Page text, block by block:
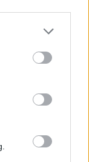
more Google
may click to
party tags to
below Google
nella